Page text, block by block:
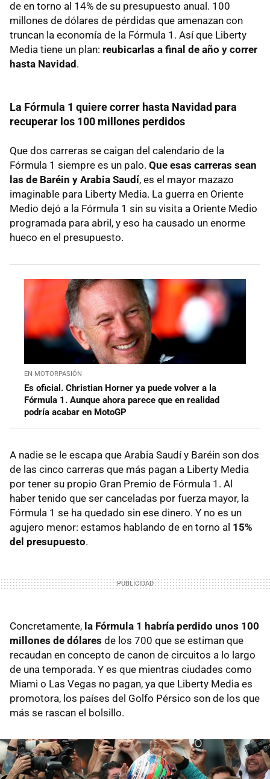
de en torno al 14% de su presupuesto anual. 100
millones de dólares de pérdidas que amenazan con
truncan la economía de la Fórmula 1. Así que Liberty
Media tiene un plan: reubicarlas a final de año y correr
hasta Navidad .
La Fórmula 1 quiere correr hasta Navidad para
recuperar los 100 millones perdidos
Que dos carreras se caigan del calendario de la
Fórmula 1 siempre es un palo. Que esas carreras sean
las de Baréin y Arabia Saudí, es el mayor mazazo
imaginable para Liberty Media. La guerra en Oriente
Medio dejó a la Fórmula 1 sin su visita a Oriente Medio
programada para abril, y eso ha causado un enorme
hueco en el presupuesto.
EN MOTORPASIÓN
Es oficial. Christian Horner ya puede volver a la
Fórmula 1. Aunque ahora parece que en realidad
podría acabar en MotoGP
A nadie se le escapa que Arabia Saudí y Baréin son dos
de las cinco carreras que más pagan a Liberty Media
por tener su propio Gran Premio de Fórmula 1. Al
haber tenido que ser canceladas por fuerza mayor, la
Fórmula 1 se ha quedado sin ese dinero. Y no es un
agujero menor: estamos hablando de en torno al 15%
del presupuesto.
Concretamente, la Fórmula 1 habría perdido unos 100
millones de dólares de los 700 que se estiman que
recaudan en concepto de canon de circuitos a lo largo
de una temporada. Y es que mientras ciudades como
Miami o Las Vegas no pagan, ya que Liberty Media es
promotora, los países del Golfo Pérsico son de los que
más se rascan el bolsillo.